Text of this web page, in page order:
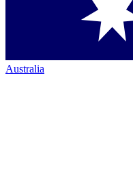
Australia